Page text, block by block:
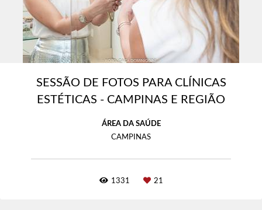
SESSÃO DE FOTOS PARA CLÍNICAS
ESTÉTICAS - CAMPINAS E REGIÃO
ÁREA DA SAÚDE
CAMPINAS
1331 21